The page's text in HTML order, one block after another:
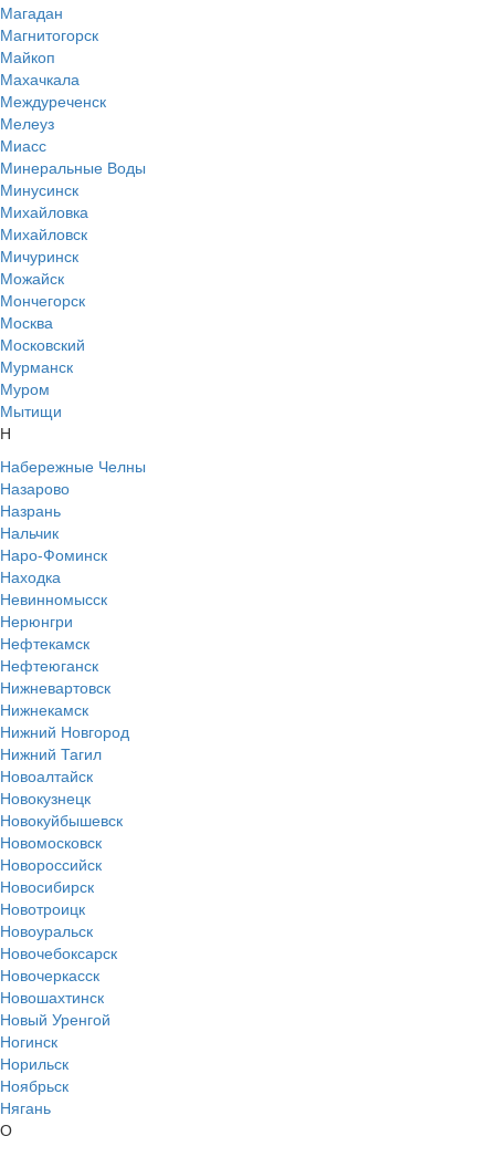
Магадан
Магнитогорск
Майкоп
Махачкала
Междуреченск
Мелеуз
Миасс
Минеральные Воды
Минусинск
Михайловка
Михайловск
Мичуринск
Можайск
Мончегорск
Москва
Московский
Мурманск
Муром
Мытищи
Н
Набережные Челны
Назарово
Назрань
Нальчик
Наро-Фоминск
Находка
Невинномысск
Нерюнгри
Нефтекамск
Нефтеюганск
Нижневартовск
Нижнекамск
Нижний Новгород
Нижний Тагил
Новоалтайск
Новокузнецк
Новокуйбышевск
Новомосковск
Новороссийск
Новосибирск
Новотроицк
Новоуральск
Новочебоксарск
Новочеркасск
Новошахтинск
Новый Уренгой
Ногинск
Норильск
Ноябрьск
Нягань
О